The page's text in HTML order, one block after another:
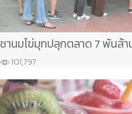
ชานมไข่มุกปลุกตลาด 7 พันล้า
101,797